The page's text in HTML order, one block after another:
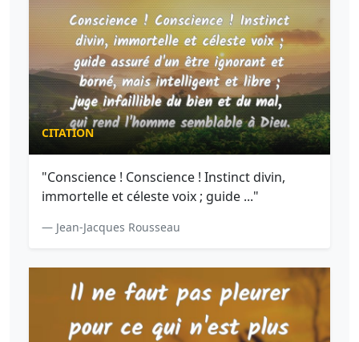
CITATION
"Conscience ! Conscience ! Instinct divin,
immortelle et céleste voix ; guide ..."
— Jean-Jacques Rousseau